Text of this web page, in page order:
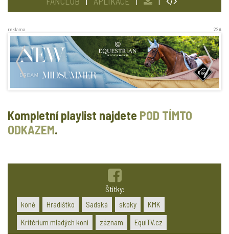
reklama 22A
Kompletní playlist najdete POD TÍMTO
ODKAZEM.
Štítky:
koně
Hradištko Sadská skoky
KMK
Kritérium mladých koní
záznam EquiTV.cz